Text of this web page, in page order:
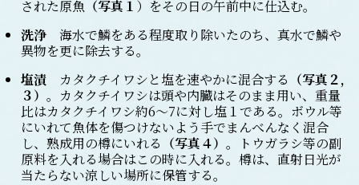
された原魚 （写真１ ）をその日の午前中に仕込む。
洗浄 海水で鱗をある程度取り除いたのち、真水で鱗や
異物を更に除去する。
塩漬 カタクチイワシと塩を速やかに混合する （写真２,
３） 。カタクチイワシは頭や内臓はそのまま用い、重量
比はカタクチイワシ約6～7に対し塩１である。ボウル等
にいれて魚体を傷つけないよう手でまんべんなく混合
し、熟成用の樽にいれる （写真４） 。トウガラシ等の副
原料を入れる場合はこの時に入れる。樽は、直射日光が
当たらない涼しい場所に保管する。